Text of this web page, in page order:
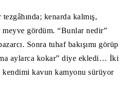
kenarda kalmış,
gördüm. “Bunlar nedir”
Sonra tuhaf bakışımı görüp
aylarca kokar” diye ekledi… İki
kendimi kavun kamyonu sürüyor